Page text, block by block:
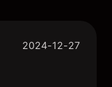
2024-12-27